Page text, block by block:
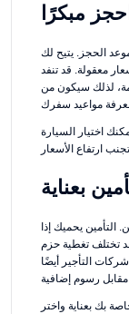
احجز مبكرًا
الحجز. يتيح لك
معقولة. قد تنفد
لذلك سيكون من
اختيار السيارة
بعناية
التأمين يحميك إذا
تختلف تغطية حزم
التأجير أيضًا
بك بعناية واختر